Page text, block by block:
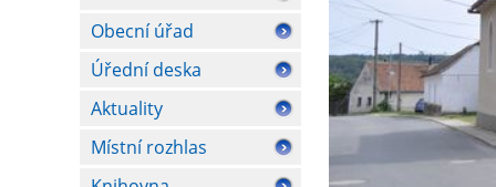
Obecní úřad
Úřední deska
Aktuality
Místní rozhlas